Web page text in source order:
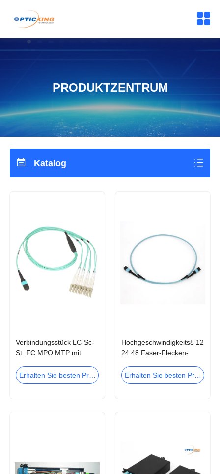
PRODUKTZENTRUM
Katalog
Verbindungsstück LC-Sc-
St. FC MPO MTP mit
Verbindungskabel
Inspektion Millimeter
Erhalten Sie besten Preis
Hochgeschwindigkeits8 12
24 48 Faser-Flecken-
für Data Center
Erhalten Sie besten Preis